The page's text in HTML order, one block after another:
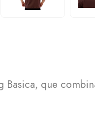
Basica, que